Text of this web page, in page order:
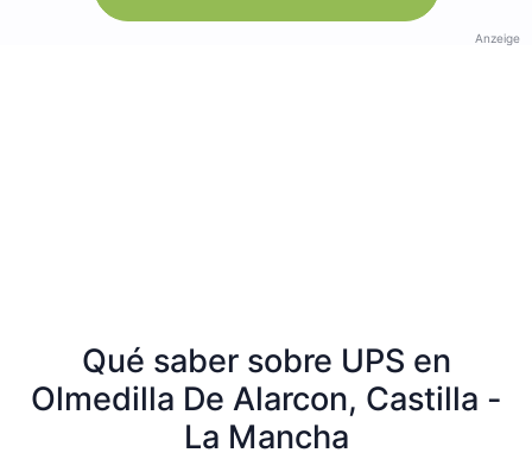
Anzeige
Qué saber sobre UPS en
Olmedilla De Alarcon, Castilla -
La Mancha